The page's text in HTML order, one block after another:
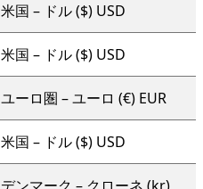
米国 – ドル ($) USD
米国 – ドル ($) USD
ユーロ圏 – ユーロ (€) EUR
米国 – ドル ($) USD